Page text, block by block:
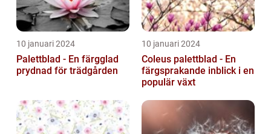
10 januari 2024
Palettblad - En färgglad
prydnad för trädgården
10 januari 2024
Coleus palettblad - En
färgsprakande inblick i en
populär växt